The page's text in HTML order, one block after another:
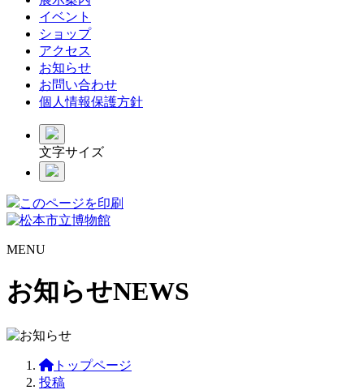
イベント
ショップ
アクセス
お知らせ
お問い合わせ
個人情報保護方針
文字サイズ
このページを印刷
MENU
お知らせNEWS
トップページ
投稿